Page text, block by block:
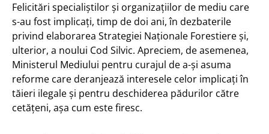
Felicitări specialiștilor și organizațiilor de mediu care
s-au fost implicați, timp de doi ani, în dezbaterile
privind elaborarea Strategiei Naționale Forestiere și,
ulterior, a noului Cod Silvic. Apreciem, de asemenea,
Ministerul Mediului pentru curajul de a-și asuma
reforme care deranjează interesele celor implicați în
tăieri ilegale și pentru deschiderea pădurilor către
cetățeni, așa cum este firesc.